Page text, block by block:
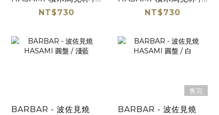
NT$730 NT$730
BARBAR - 波佐見燒
售完
BARBAR - 波佐見燒